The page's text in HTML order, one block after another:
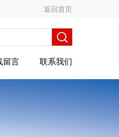
返回首页
留言 联系我们